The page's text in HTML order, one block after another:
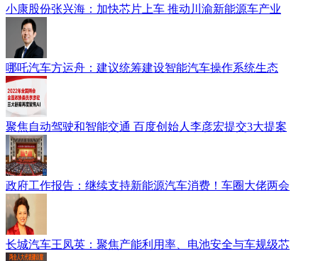
小康股份张兴海：加快芯片上车 推动川渝新能源车产业
哪吒汽车方运舟：建议统筹建设智能汽车操作系统生态
聚焦自动驾驶和智能交通 百度创始人李彦宏提交3大提案
政府工作报告：继续支持新能源汽车消费！车圈大佬两会
长城汽车王凤英：聚焦产能利用率、电池安全与车规级芯